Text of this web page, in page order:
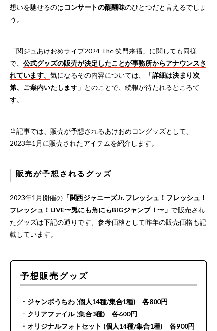
想いを馳せるのはコンサートの醍醐味のひとつだと言えるでしょ
う。
「関ジュあけおめライブ2024 The 笑門来福」に関しても同様
で、 公式グッズの販売が決定したことが事務所からアナウンスさ
れています。 気になるその内容については、
「詳細は決まり次
第、ご案内いたします」 とのことで、続報が待たれるところで
す。
当記事では、販売が予想されるあけおめコングッズとして、
2023年1月に販売されたアイテムを紹介します。
販売が予想されるグッズ
2023年1月開催の 「関西ジャニーズJr. フレッシュ！フレッシュ！
フレッシュ！LIVE〜兎にも角にもBIGジャンプ！〜」 で販売され
たグッズは下記の通りです。参考価格として昨年の販売価格も記
載しています。
予想販売グッズ
・ジャンボうちわ (個人14種/集合1種) 各800円
・クリアファイル (集合3種) 各600円
・オリジナルフォトセット (個人14種/集合1種) 各900円